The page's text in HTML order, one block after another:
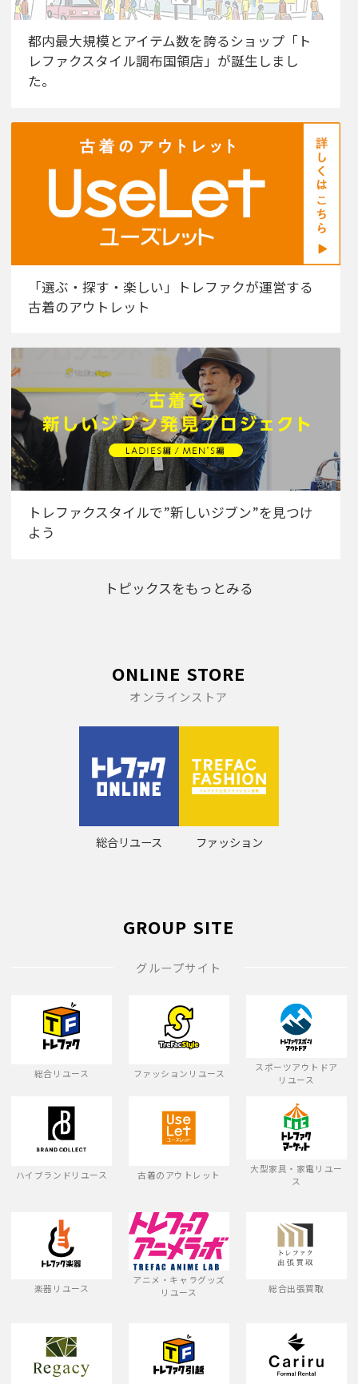
都内最大規模とアイテム数を誇るショップ「ト
レファクスタイル調布国領店」が誕生しまし
た。
「選ぶ・探す・楽しい」トレファクが運営する
古着のアウトレット
トレファクスタイルで”新しいジブン”を見つけ
よう
トピックスをもっとみる
ONLINE STORE
オンラインストア
総合リユース ファッション
GROUP SITE
グループサイト
総合リユース ファッションリユース
スポーツアウトドア
リユース
ハイブランドリユース 古着のアウトレット
大型家具・家電リユー
ス
楽器リユース
アニメ・キャラグッズ
リユース
総合出張買取